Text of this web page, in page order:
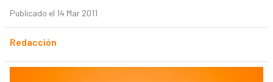
Publicado el 14 Mar 2011
Redacción